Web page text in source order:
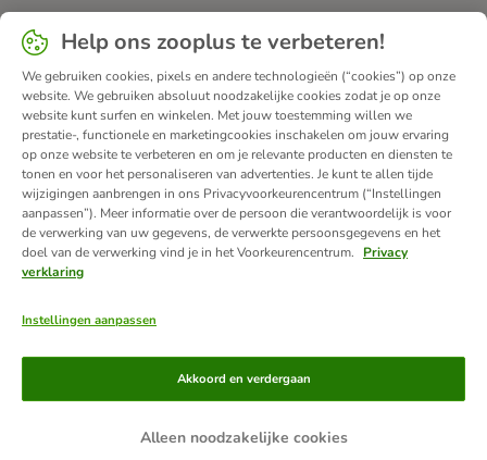
Betaalmethoden
Achteraf betalen
Help ons zooplus te verbeteren!
We gebruiken cookies, pixels en andere technologieën (“cookies”) op onze
website. We gebruiken absoluut noodzakelijke cookies zodat je op onze
website kunt surfen en winkelen. Met jouw toestemming willen we
prestatie-, functionele en marketingcookies inschakelen om jouw ervaring
op onze website te verbeteren en om je relevante producten en diensten te
tonen en voor het personaliseren van advertenties. Je kunt te allen tijde
wijzigingen aanbrengen in ons Privacyvoorkeurencentrum (“Instellingen
aanpassen”). Meer informatie over de persoon die verantwoordelijk is voor
de verwerking van uw gegevens, de verwerkte persoonsgegevens en het
doel van de verwerking vind je in het Voorkeurencentrum.
Privacy
verklaring
Instellingen aanpassen
Alleen noodzakelijke cookies
Akkoord en verdergaan